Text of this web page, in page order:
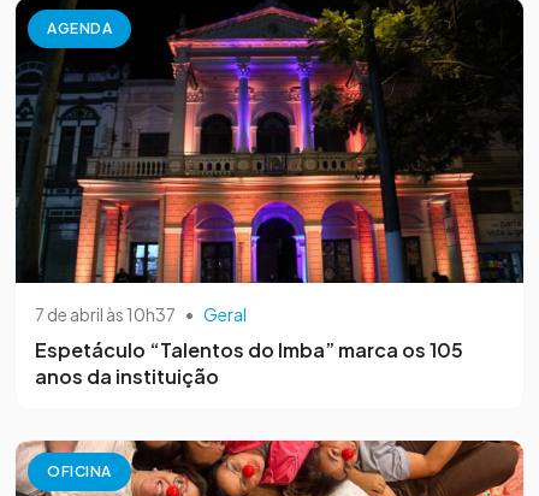
AGENDA
7 de abril às 10h37 • Geral
Espetáculo “Talentos do Imba” marca os 105
anos da instituição
OFICINA